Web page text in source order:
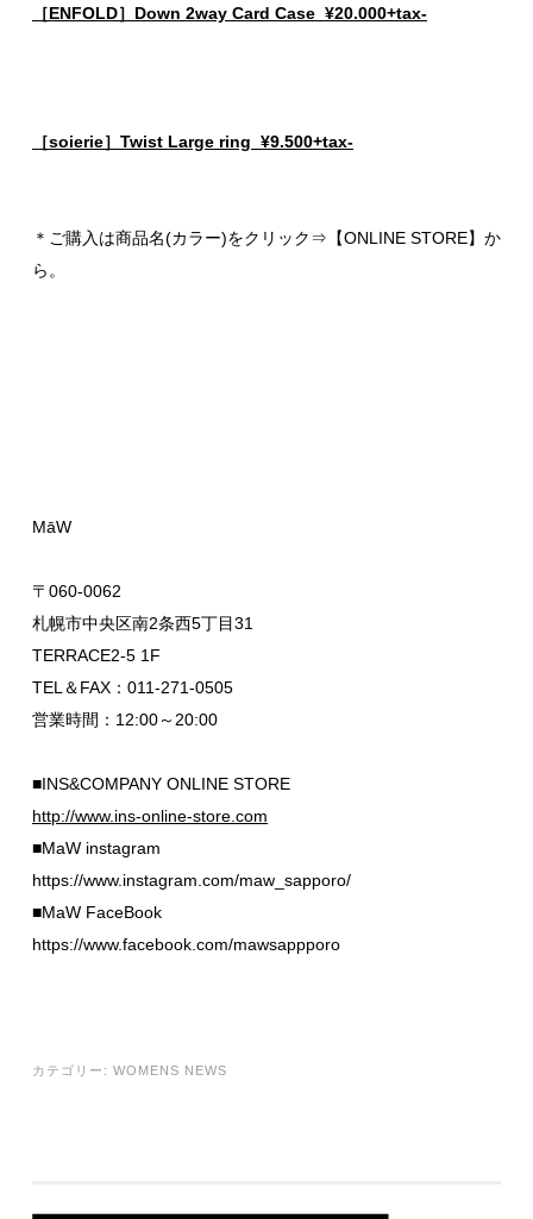
［ENFOLD］Down 2way Card Case ¥20.000+tax-
［soierie］Twist Large ring ¥9.500+tax-
＊ご購入は商品名(カラー)をクリック⇒【ONLINE STORE】か
ら。
MāW
〒060-0062
札幌市中央区南2条西5丁目31
TERRACE2-5 1F
TEL＆FAX：011-271-0505
営業時間：12:00～20:00
■INS&COMPANY ONLINE STORE
http://www.ins-online-store.com
■MaW instagram
https://www.instagram.com/maw_sapporo/
■MaW FaceBook
https://www.facebook.com/mawsappporo
カテゴリー: WOMENS NEWS